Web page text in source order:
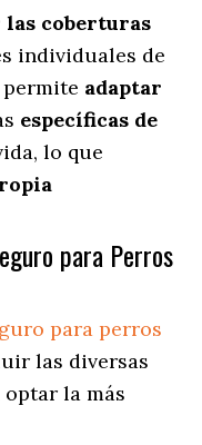
coberturas
individuales de
permite adaptar
específicas de
lo que
para Perros
para perros
las diversas
la más